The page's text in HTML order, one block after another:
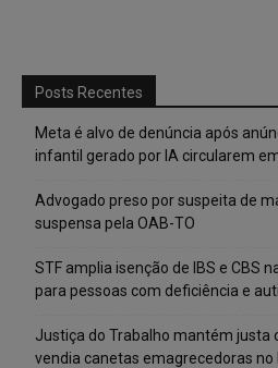
Posts Recentes
Meta é alvo de denúncia após
infantil gerado por IA circularem
Advogado preso por suspeita de
suspensa pela OAB-TO
STF amplia isenção de IBS e CBS
para pessoas com deficiência e
Justiça do Trabalho mantém justa
vendia canetas emagrecedoras no